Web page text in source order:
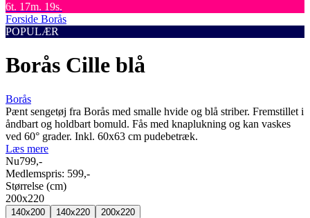
6t. 17m. 19s.
Forside Borås
POPULÆR
Borås Cille blå
Borås
Pænt sengetøj fra Borås med smalle hvide og blå striber. Fremstillet i
åndbart og holdbart bomuld. Fås med knaplukning og kan vaskes
ved 60° grader. Inkl. 60x63 cm pudebetræk.
Læs mere
Nu799,-
Medlemspris: 599,-
Størrelse (cm)
200x220
140x200 140x220 200x220